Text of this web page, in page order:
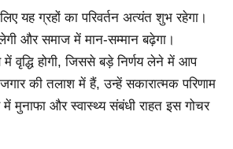
यह ग्रहों का परिवर्तन अत्यंत शुभ रहेगा।
और समाज में मान-सम्मान बढ़ेगा।
वृद्धि होगी, जिससे बड़े निर्णय लेने में आप
की तलाश में हैं, उन्हें सकारात्मक परिणाम
और स्वास्थ्य संबंधी राहत इस गोचर